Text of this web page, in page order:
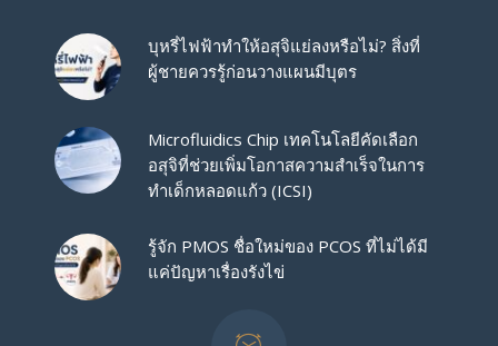
บุหรี่ไฟฟ้าทำให้อสุจิแย่ลงหรือไม่? สิ่งที่
ผู้ชายควรรู้ก่อนวางแผนมีบุตร
Microfluidics Chip เทคโนโลยีคัดเลือก
อสุจิที่ช่วยเพิ่มโอกาสความสำเร็จในการ
ทำเด็กหลอดแก้ว (ICSI)
รู้จัก PMOS ชื่อใหม่ของ PCOS ที่ไม่ได้มี
แค่ปัญหาเรื่องรังไข่